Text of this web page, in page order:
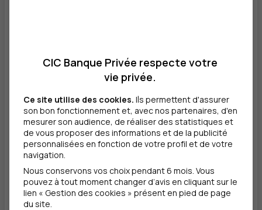
08h30 -
Jeudi
08h30 -
12h15
13h45 -
17h45
Vendredi
08h30 -
12h15
13h45 -
17h00
CIC Banque Privée respecte votre
vie privée.
Ce site utilise des cookies. Ils permettent d'assurer
son bon fonctionnement et, avec nos partenaires, d'en
mesurer son audience, de réaliser des statistiques et
de vous proposer des informations et de la publicité
personnalisées en fonction de votre profil et de votre
navigation.
Nous conservons vos choix pendant 6 mois. Vous
pouvez à tout moment changer d’avis en cliquant sur le
lien « Gestion des cookies » présent en pied de page
du site.